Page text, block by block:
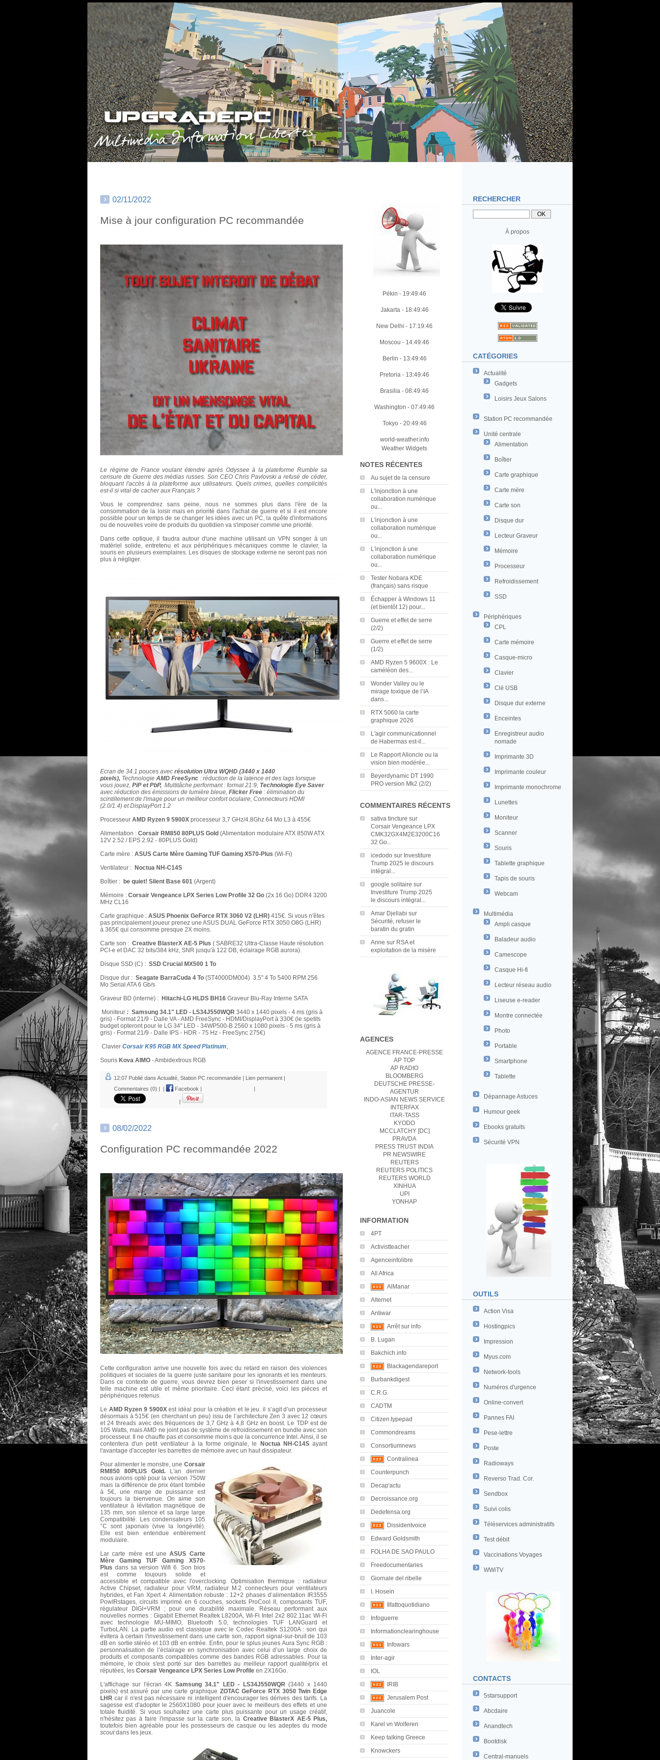
RECHERCHER
À propos
CATÉGORIES
Actualité
Gadgets
Loisirs Jeux Salons
Station PC recommandée
Unité centrale
Alimentation
Boîtier
Carte graphique
Carte mère
Carte son
Disque dur
Lecteur Graveur
Mémoire
Processeur
Refroidissement
SSD
Périphériques
CPL
Carte mémoire
Casque-micro
Clavier
Clé USB
Disque dur externe
Enceintes
Enregistreur audio
nomade
Imprimante 3D
Imprimante couleur
Imprimante monochrome
Lunettes
Moniteur
Scanner
Souris
Tablette graphique
Tapis de souris
Webcam
Multimédia
Ampli casque
Baladeur audio
Camescope
Casque Hi-fi
Lecteur réseau audio
Liseuse e-reader
Montre connectée
Photo
Portable
Smartphone
Tablette
Dépannage Astuces
Humour geek
Ebooks gratuits
Sécurité VPN
OUTILS
Action Visa
Hostingpics
Impression
Myus.com
Network-tools
Numéros d'urgence
Online-convert
Pannes FAI
Pese-lettre
Poste
Radioways
Reverso Trad. Cor.
Sendbox
Suivi colis
Téléservices administratifs
Test débit
Vaccinations Voyages
WWiTV
CONTACTS
5starsupport
Abcdaire
Anandtech
Bootdisk
Central-manuels
Pékin - 19:49:47
Jakarta- 18:49:47
New Delhi - 17:19:47
Moscou - 14:49:47
Berlin - 13:49:47
Pretoria - 13:49:47
Brasilia - 08:49:47
Washington - 07:49:47
Tokyo - 20:49:47
world-weather.info
Weather Widgets
NOTES RÉCENTES
Au sujet de la censure
L'injonction à une
collaboration numérique
ou...
L'injonction à une
collaboration numérique
ou...
L'injonction à une
collaboration numérique
ou...
Tester Nobara KDE
(français) sans risque
Échapper à Windows 11
(et bientôt 12) pour...
Guerre et effet de serre
(2/2)
Guerre et effet de serre
(1/2)
AMD Ryzen 5 9600X : Le
caméléon des...
Wonder Valley ou le
mirage toxique de l’IA
dans...
RTX 5060 la carte
graphique 2026
L'agir communicationnel
de Habermas est-il...
Le Rapport Alloncle ou la
vision bien modérée...
Beyerdynamic DT 1990
PRO version Mk2 (2/2)
COMMENTAIRES RÉCENTS
sativa tincture sur
Corsair Vengeance LPX
CMK32GX4M2E3200C16
32 Go...
icedodo sur Investiture
Trump 2025 le discours
intégral...
google solitaire sur
Investiture Trump 2025
le discours intégral...
Amar Djellabi sur
Sécurité, refuser le
baratin du gratin
Anne sur RSA et
exploitation de la misère
AGENCES
AGENCE FRANCE-PRESSE
AP TOP
AP RADIO
BLOOMBERG
DEUTSCHE PRESSE-
AGENTUR
INDO-ASIAN NEWS SERVICE
INTERFAX
ITAR-TASS
KYODO
MCCLATCHY [DC]
PRAVDA
PRESS TRUST INDIA
PR NEWSWIRE
REUTERS
REUTERS POLITICS
REUTERS WORLD
XINHUA
UPI
YONHAP
INFORMATION
4PT
Activistteacher
Agenceinfolibre
All Africa
AlManar
Alternet
Antiwar
Arrêt sur info
B. Lugan
Bakchich.info
Blackagendareport
Burbankdigest
C.R.G.
CADTM
Citizen.typepad
Commondreams
Consortiumnews
Contralinea
Counterpunch
Decap'actu
Decroissance.org
Dedefensa.org
Dissidentvoice
Edward Goldsmith
FOLHA DE SAO PAULO
Freedocumentaries
Giornale del ribelle
I. Hosein
Ilfattoquotidiano
Infoguerre
Informationclearinghouse
Infowars
Inter-agir
IOL
IRIB
Jerusalem Post
Juancole
Karel vn Wolferen
Keep talking Greece
Knowckers
02/11/2022
Mise à jour configuration PC recommandée
Le régime de Francevoulant étendre après Odyssee à la plateforme Rumblesa
censure de Guerredes médias russes. Son CEO Chris Pavlovski a refusé de céder,
bloquant l'accès à la plateforme aux utilisateurs. Quels crimes, quelles complicités
est-il si vital de cacher aux Français ?
Vous le comprendrez sans peine, nous ne sommes plus dans l'ère de la
consommation de la loisir mais en priorité dans l'achat de guerre et si il est encore
possible pour un temps de se changer les idées avec un PC, la quête d'informations
ou de nouvelles voire de produits du quotidien va s'imposer comme une priorité.
Dans cette optique, il faudra autour d'une machine utilisant un VPN songer à un
matériel solide, entretenu et aux périphériques mécaniques comme le clavier, la
souris en plusieurs exemplaires. Les disques de stockage externe ne seront pas non
plus à négliger.
Ecran de 34.1 pouces avec résolution Ultra WQHD (3440 x 1440
pixels), Technologie AMD FreeSync : réduction de la latence et des lags lorsque
vous jouez, PiP et PbP, Multitâche performant : format 21:9, Technologie Eye Saver
avec réduction des émissions de lumière bleue, Flicker Free : élimination du
scintillement de l'image pour un meilleur confort oculaire, Connecteurs HDMI
(2.0/1.4) et DisplayPort 1.2
Processeur AMD Ryzen 9 5900X processeur 3,7 GHz/4.8Ghz 64 Mo L3 à 455€
Alimentation : Corsair RM850 80PLUS Gold (Alimentation modulaire ATX 850W ATX
12V 2.52 / EPS 2.92 - 80PLUS Gold)
Carte mère : ASUS Carte Mère Gaming TUF Gaming X570-Plus (Wi-Fi)
Ventilateur : Noctua NH-C14S
Boîtier : be quiet! Silent Base 601 (Argent)
Mémoire : Corsair Vengeance LPX Series Low Profile 32 Go (2x 16 Go) DDR4 3200
MHz CL16
Carte graphique : ASUS Phoenix GeForce RTX 3060 V2 (LHR) 415€. Si vous n'êtes
pas principalement joueur prenez une ASUS DUAL GeForce RTX 3050 O8G (LHR)
à 365€ qui consomme presque 2X moins.
Carte son : Creative BlasterX AE-5 Plus ( SABRE32 Ultra-Classe Haute résolution
PCI-e et DAC 32 bits/384 kHz, SNR jusqu'à 122 DB, éclairage RGB aurora).
Disque SSD (C) : SSD Crucial MX500 1 To
Disque dur : Seagate BarraCuda 4 To (ST4000DM004) 3.5" 4 To 5400 RPM 256
Mo Serial ATA 6 Gb/s
Graveur BD (interne) : Hitachi-LG HLDS BH16 Graveur Blu-Ray Interne SATA
Moniteur : Samsung 34.1" LED - LS34J550WQR 3440 x 1440 pixels - 4 ms (gris à
gris) - Format 21/9 - Dalle VA - AMD FreeSync - HDMI/DisplayPort à 330€ (le spetits
budget opteront pour le LG 34" LED - 34WP500-B 2560 x 1080 pixels - 5 ms (gris à
gris) - Format 21/9 - Dalle IPS - HDR - 75 Hz - FreeSync 275€)
Clavier Corsair K95 RGB MX Speed Platinum
Souris Kova AIMO - Ambidextrous RGB
12:07 Publié dans Actualité Station PC recommandée | Lien permanent |
Commentaires (0) | | Facebook | |
|
08/02/2022
Configuration PC recommandée 2022
Cette configuration arrive une nouvelle fois avec du retard en raison des violences
politiques et sociales de la guerre juste sanitaire pour les ignorants et les menteurs.
Dans ce contexte de guerre, vous devrez bien peser si l'investissement dans une
telle machine est utile et même prioritaire. Ceci étant précisé, voici les pièces et
périphériques retenus.
Le AMD Ryzen 9 5900Xest idéal pour la création et le jeu. il s’agit d’un processeur
désormais à 515€ (en cherchant un peu) issu de l’architecture Zen 3 avec 12 cœurs
et 24 threads avec des fréquences de 3,7 GHz à 4,8 GHz en boost. Le TDP est de
105 Watts, mais AMD ne joint pas de système de refroidissement en bundle avec son
processeur. Il ne chauffe pas et consomme moins que la concurrence Intel. Ainsi, il se
contentera d'un petit ventilateur à la forme originale, le
Noctua NH-C14Sayant
l'avantage d'accepter les barrettes de mémoire avec un haut dissipateur.
Pour alimenter le monstre, une Corsair
RM850 80PLUS Gold.
L'an dernier
nous avions opté pour la version 750W
mais la différence de prix étant tombée
à 5€, une marge de puissance est
toujours la bienvenue. On aime son
ventilateur à lévitation magnétique de
135 mm, son silence et sa large large
Compatibilité. Les condensateurs 105
°C sont japonais (vive la longévité).
Elle est bien entendue entièrement
modulaire.
Lar carte mère est uneASUS Carte
Mère Gaming TUF Gaming X570-
Plus dans sa version Wifi 6. Son bios
est comme toujours solide et
accessible et compatible avec l'overclocking. Optimisation thermique : radiateur
Active Chipset, radiateur pour VRM, radiateur M.2 connecteurs pour ventilateurs
hybrides, et Fan Xpert 4. Alimentation robuste : 12+2 phases d’alimentation IR3555
PowIRstages, circuits imprimé en 6 couches, sockets ProCool II, composants TUF,
régulateur DIGI+VRM ; pour une durabilité maximale. Réseau performant aux
nouvelles normes : Gigabit Ethernet Realtek L8200A, Wi-Fi Intel 2x2 802.11ac Wi-Fi
avec technologie MU-MIMO, Bluetooth 5.0, technologies TUF LANGuard et
TurboLAN. La partie audio est classique avec le Codec Realtek S1200A : son qui
évitera à certain l'investissement dans une carte son, rapport signal-sur-bruit de 103
dB en sortie stéréo et 103 dB en entrée. Enfin, pour le splus jeunes Aura Sync RGB :
personnalisation de l’éclairage en synchronisation avec celui d’un large choix de
produits et composants compatibles comme des bandes RGB adressables. Pour la
mémoire, le choix s'est porté sur des barrettes au meilleur rapport qualité/prix et
réputées, les Corsair Vengeance LPX Series Low Profile en 2X16Go.
L'affichage sur l'écran 4K Samsung 34.1" LED - LS34J550WQR (3440 x 1440
pixels) est assuré par une carte graphique ZOTAC GeForce RTX 3050 Twin Edge
LHRcar il n'est pas nécessaire ni intelligent d'encourager les dérives des tarifs. La
sagesse est d'adopter le 2560X1080 pour jouer avec le meilleurs des effets et une
totale fluidité. Si vous souhaitez une carte plus puissante pour un usage créatif,
n'hésitez pas à faire l'impasse sur la carte son, la Creative BlasterX AE-5 Plus,
toutefois bien agréable pour les possesseurs de casque ou les adeptes du mode
scoutdans les jeux.